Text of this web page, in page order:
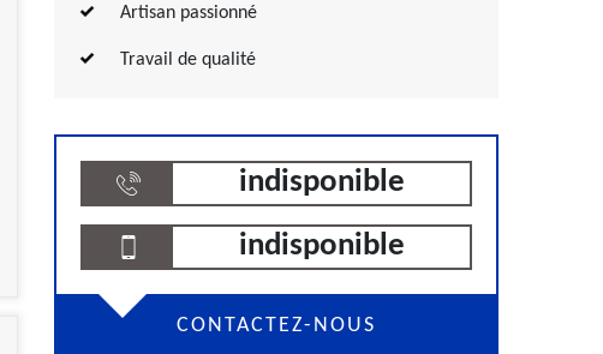
Artisan passionné
Travail de qualité
indisponible
indisponible
CONTACTEZ-NOUS